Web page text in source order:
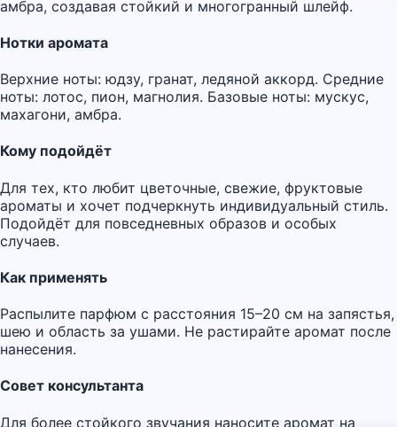
амбра, создавая стойкий и многогранный шлейф.
Нотки аромата
Верхние ноты: юдзу, гранат, ледяной аккорд. Средние
ноты: лотос, пион, магнолия. Базовые ноты: мускус,
махагони, амбра.
Кому подойдёт
Для тех, кто любит цветочные, свежие, фруктовые
ароматы и хочет подчеркнуть индивидуальный стиль.
Подойдёт для повседневных образов и особых
случаев.
Как применять
Распылите парфюм с расстояния 15–20 см на запястья,
шею и область за ушами. Не растирайте аромат после
нанесения.
Совет консультанта
Для более стойкого звучания наносите аромат на